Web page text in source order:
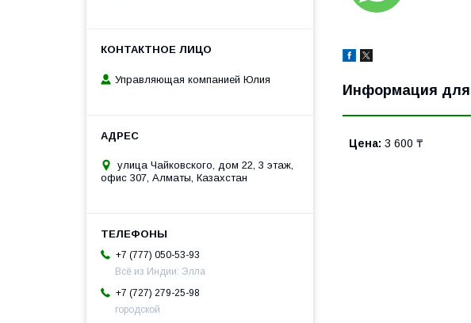
Информация для
Цена: 3 600 ₸
Управляющая компанией Юлия
улица Чайковского, дом 22, 3 этаж,
офис 307, Алматы, Казахстан
+7 (777) 050-53-93
Всё из Индии: Элла
+7 (727) 279-25-98
городской